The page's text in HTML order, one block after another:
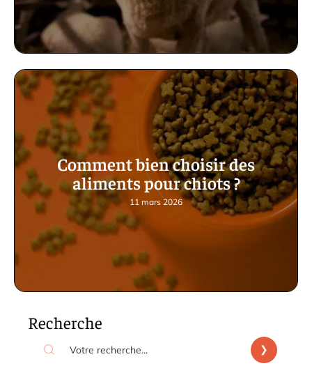
Comment bien choisir des
aliments pour chiots ?
11 mars 2026
Recherche